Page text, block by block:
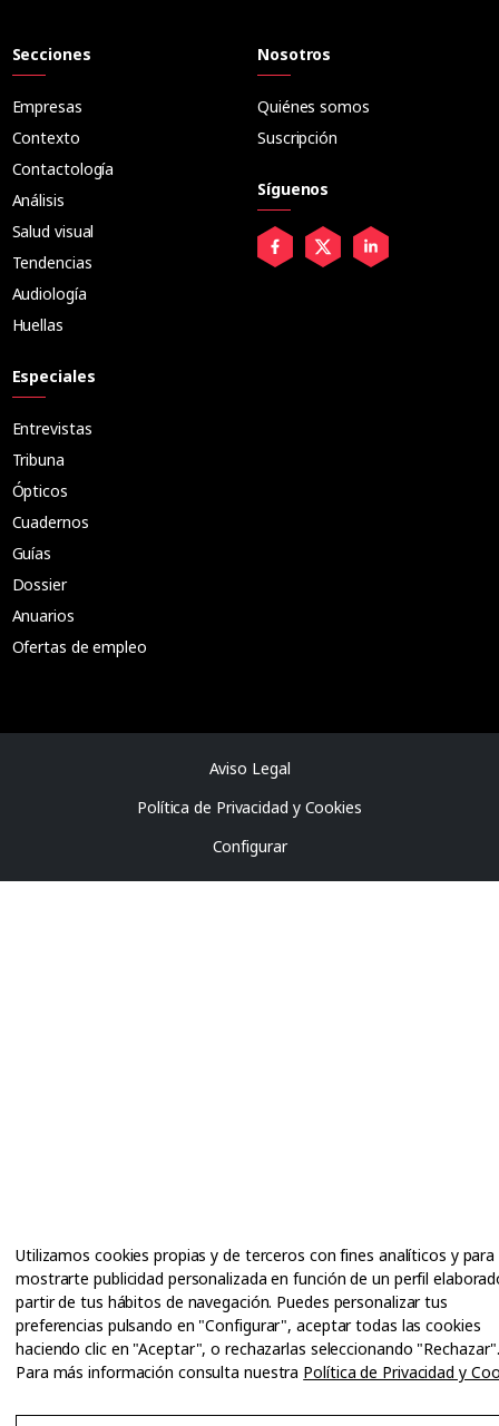
Secciones
Empresas
Contexto
Contactología
Análisis
Salud visual
Tendencias
Audiología
Huellas
Especiales
Entrevistas
Tribuna
Ópticos
Cuadernos
Guías
Dossier
Anuarios
Ofertas de empleo
Nosotros
Quiénes somos
Suscripción
Síguenos
Utilizamos cookies propias y de terceros con fines analíticos y para
mostrarte publicidad personalizada en función de un perfil
partir de tus hábitos de navegación. Puedes personalizar tus
preferencias pulsando en "Configurar", aceptar todas las cookies
haciendo clic en "Aceptar", o rechazarlas seleccionando
Para más información consulta nuestra Política de Privacidad y
Aviso Legal
Política de Privacidad y Cookies
Configurar